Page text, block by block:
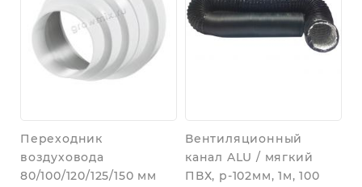
Переходник
воздуховода
80/100/120/125/150 мм
Вентиляционный
канал ALU / мягкий
ПВХ, р-102мм, 1м, 100